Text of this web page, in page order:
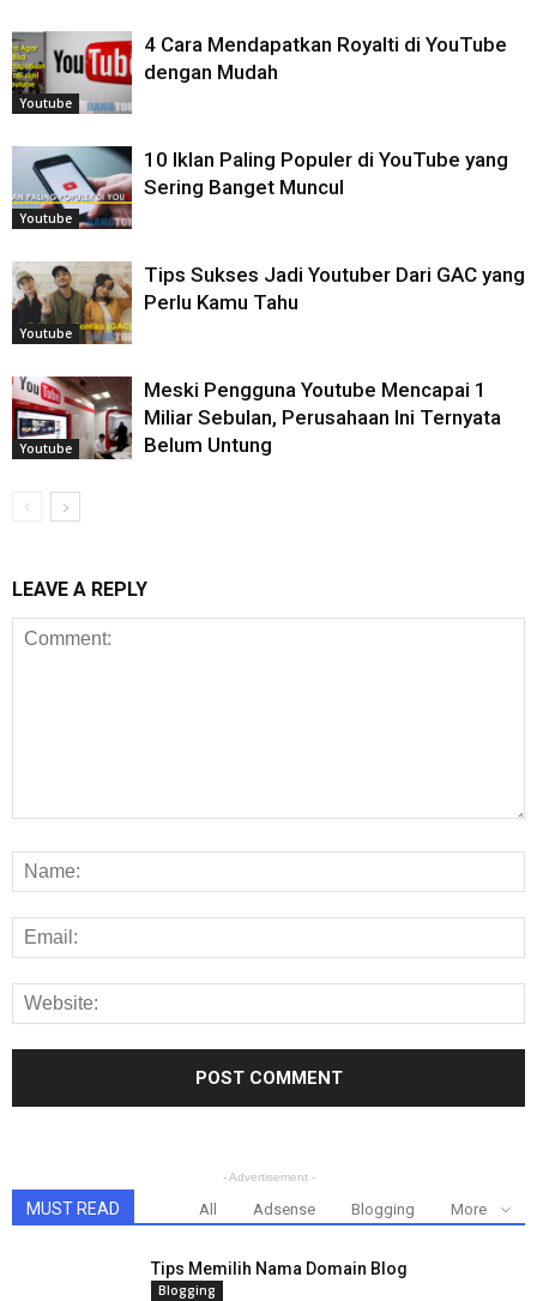
Youtube
4 Cara Mendapatkan Royalti di YouTube
dengan Mudah
Youtube
10 Iklan Paling Populer di YouTube yang
Sering Banget Muncul
Youtube
Tips Sukses Jadi Youtuber Dari GAC yang
Perlu Kamu Tahu
Youtube
Meski Pengguna Youtube Mencapai 1
Miliar Sebulan, Perusahaan Ini Ternyata
Belum Untung
LEAVE A REPLY
- Advertisement -
MUST READ All Adsense Blogging More
Tips Memilih Nama Domain Blog
Blogging